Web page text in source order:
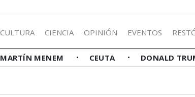
CULTURA CIENCIA OPINIÓN EVENTOS
MARTÍN MENEM CEUTA DONALD